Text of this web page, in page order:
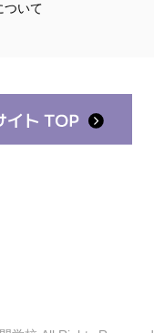
ついて